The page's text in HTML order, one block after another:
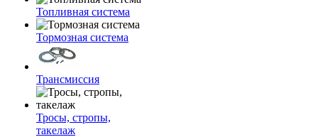
Топливная система
Тормозная система
Трансмиссия
Тросы, стропы,
такелаж